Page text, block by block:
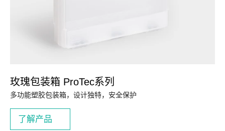
玫瑰包装箱 ProTec系列
多功能塑胶包装箱，设计独特，安全保护
了解产品